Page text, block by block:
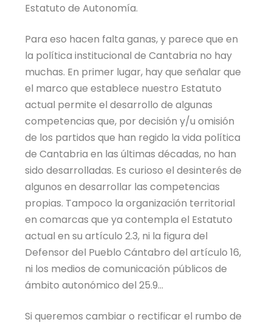
Estatuto de Autonomía.
Para eso hacen falta ganas, y parece que en
la política institucional de Cantabria no hay
muchas. En primer lugar, hay que señalar que
el marco que establece nuestro Estatuto
actual permite el desarrollo de algunas
competencias que, por decisión y/u omisión
de los partidos que han regido la vida política
de Cantabria en las últimas décadas, no han
sido desarrolladas. Es curioso el desinterés de
algunos en desarrollar las competencias
propias. Tampoco la organización territorial
en comarcas que ya contempla el Estatuto
actual en su artículo 2.3, ni la figura del
Defensor del Pueblo Cántabro del artículo 16,
ni los medios de comunicación públicos de
ámbito autonómico del 25.9…
Si queremos cambiar o rectificar el rumbo de